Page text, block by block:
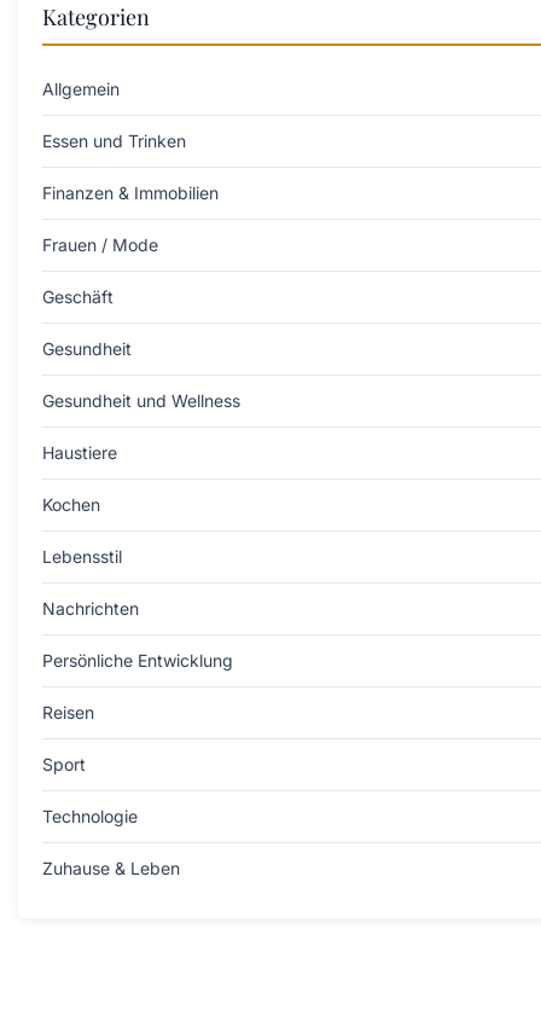
Kategorien
Allgemein
Essen und Trinken
Finanzen & Immobilien
Frauen / Mode
Geschäft
Gesundheit
Gesundheit und Wellness
Haustiere
Kochen
Lebensstil
Nachrichten
Persönliche Entwicklung
Reisen
Sport
Technologie
Zuhause & Leben